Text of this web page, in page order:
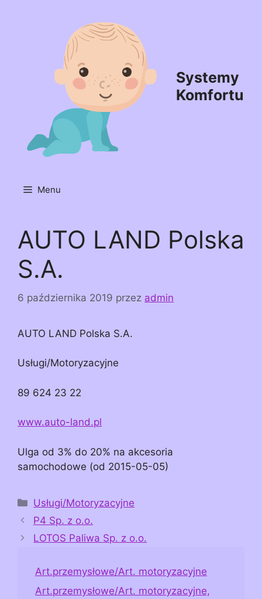
Systemy
Komfortu
Menu
AUTO LAND Polska
S.A.
6 października 2019 przez admin
AUTO LAND Polska S.A.
Usługi/Motoryzacyjne
89 624 23 22
www.auto-land.pl
Ulga od 3% do 20% na akcesoria
samochodowe (od 2015-05-05)
Kategorie
Usługi/Motoryzacyjne
P4 Sp. z o.o.
LOTOS Paliwa Sp. z o.o.
Art.przemysłowe/Art. motoryzacyjne
Art.przemysłowe/Art. motoryzacyjne,